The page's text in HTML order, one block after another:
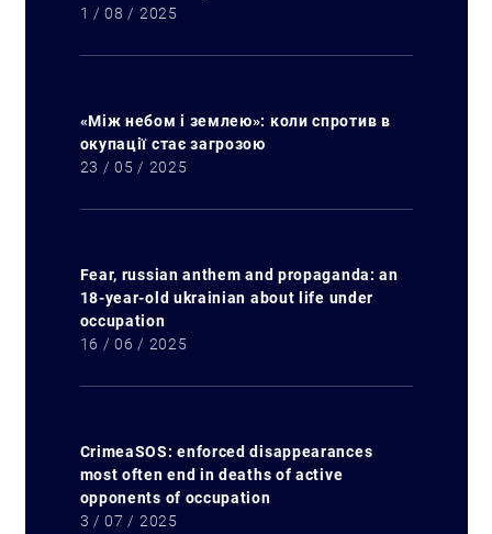
1 / 08 / 2025
«Між небом і землею»: коли спротив в
окупації стає загрозою
23 / 05 / 2025
Fear, russian anthem and propaganda: an
18-year-old ukrainian about life under
occupation
16 / 06 / 2025
CrimeaSOS: enforced disappearances
most often end in deaths of active
opponents of occupation
3 / 07 / 2025